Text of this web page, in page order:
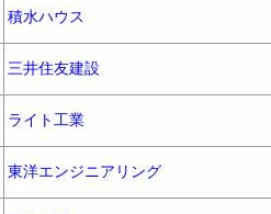
積水ハウス
三井住友建設
ライト工業
東洋エンジニアリング